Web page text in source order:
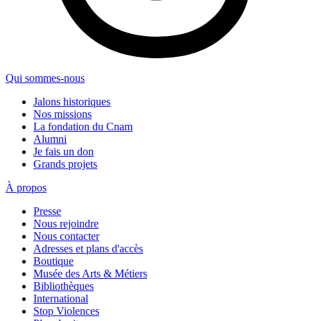
Qui sommes-nous
Jalons historiques
Nos missions
La fondation du Cnam
Alumni
Je fais un don
Grands projets
À propos
Presse
Nous rejoindre
Nous contacter
Adresses et plans d'accès
Boutique
Musée des Arts & Métiers
Bibliothèques
International
Stop Violences